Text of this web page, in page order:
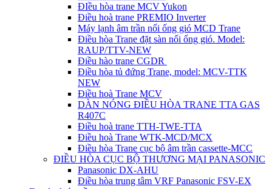
ĐIều hòa trane MCV Yukon
Điều hoà trane PREMIO Inverter
Máy lạnh âm trần nối ống gió MCD Trane
Điều hòa Trane đặt sàn nối ống gió. Model:
RAUP/TTV-NEW
Điều hào trane CGDR
Điều hòa tủ đứng Trane, model: MCV-TTK
NEW
Điều hoà Trane MCV
DÀN NÓNG ĐIỀU HÒA TRANE TTA GAS
R407C
Điều hoà trane TTH-TWE-TTA
Điều hoà Trane WTK-MCD/MCX
Điều hòa Trane cục bộ âm trần cassette-MCC
ĐIỀU HÒA CỤC BỘ THƯƠNG MẠI PANASONIC
Panasonic DX-AHU
Điều hòa trung tâm VRF Panasonic FSV-EX